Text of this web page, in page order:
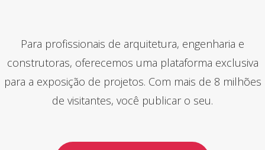
Para profissionais de arquitetura, engenharia e
construtoras, oferecemos uma plataforma exclusiva
para a exposição de projetos. Com mais de 8 milhões
de visitantes, você publicar o seu.